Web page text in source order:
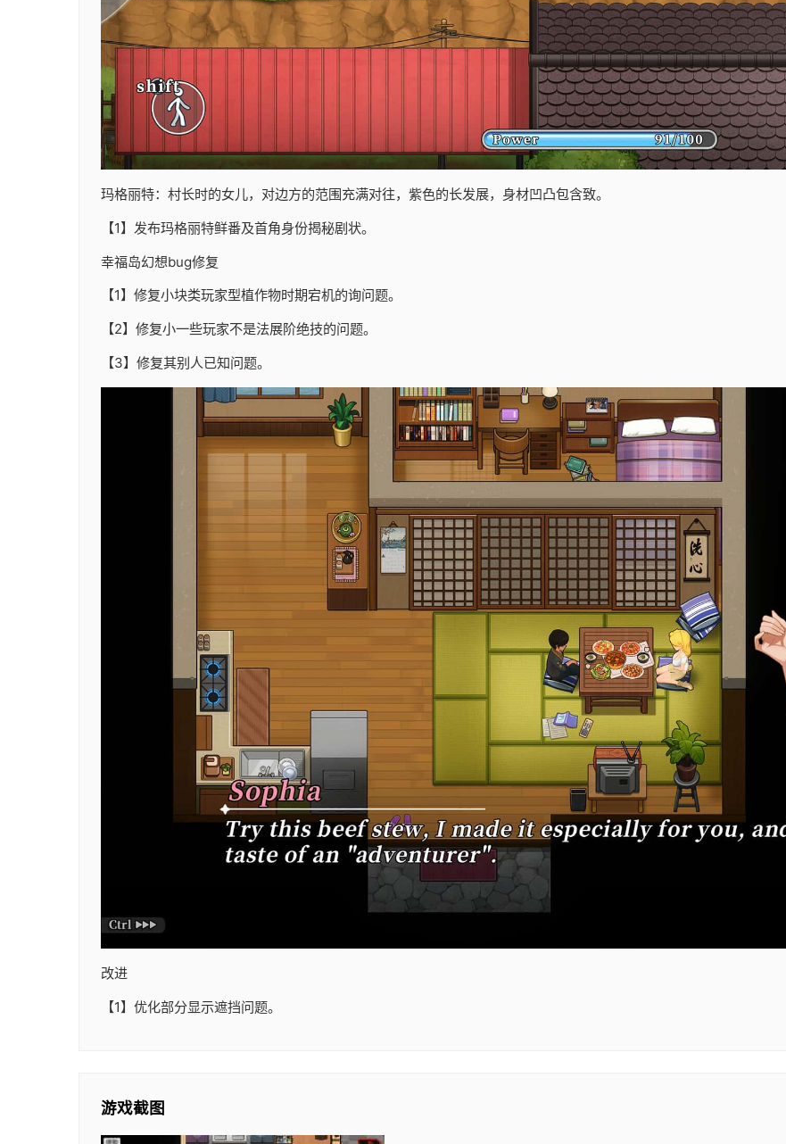
玛格丽特：村长时的女儿，对边方的范围充满对往，紫色的长发展，身材凹凸包含致。
【1】发布玛格丽特鲜番及首角身份揭秘剧状。
幸福岛幻想bug修复
【1】修复小块类玩家型植作物时期宕机的询问题。
【2】修复小一些玩家不是法展阶绝技的问题。
【3】修复其别人已知问题。
改进
【1】优化部分显示遮挡问题。
游戏截图